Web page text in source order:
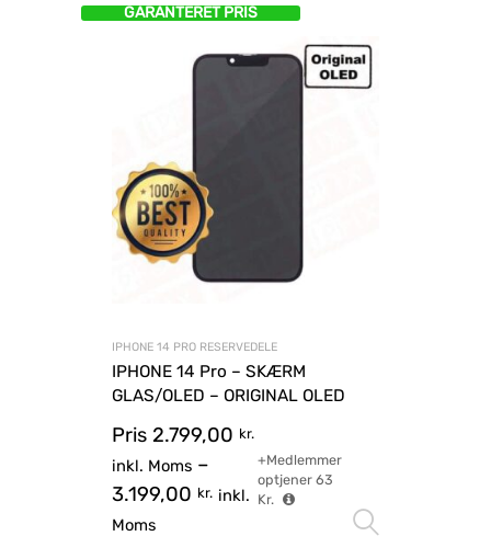
GARANTERET PRIS
IPHONE 14 PRO RESERVEDELE
IPHONE 14 Pro – SKÆRM
GLAS/OLED – ORIGINAL OLED
Pris 2.799,00 kr.
inkl. Moms –
3.199,00 kr. inkl.
Moms
+Medlemmer
optjener 63
Kr.